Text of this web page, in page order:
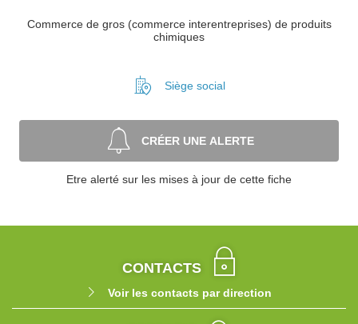
Commerce de gros (commerce interentreprises) de produits
chimiques
Siège social
CRÉER UNE ALERTE
Etre alerté sur les mises à jour de cette fiche
CONTACTS
Voir les contacts par direction